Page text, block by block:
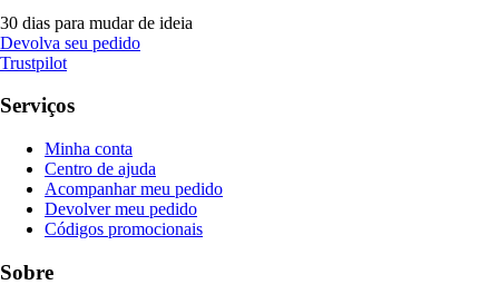
30 dias para mudar de ideia
Devolva seu pedido
Trustpilot
Serviços
Minha conta
Centro de ajuda
Acompanhar meu pedido
Devolver meu pedido
Códigos promocionais
Sobre